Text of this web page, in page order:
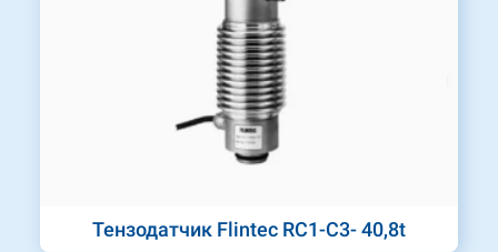
Тензодатчик Flintec RC1-C3- 40,8t